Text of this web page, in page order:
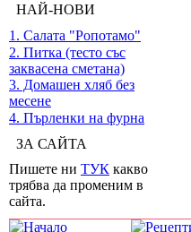
НАЙ-НОВИ
1. Салата "Ропотамо"
2. Питка (тесто със
заквасена сметана)
3. Домашен хляб без
месене
4. Пърленки на фурна
ЗА САЙТА
Пишете ни ТУК какво
трябва да променим в
сайта.